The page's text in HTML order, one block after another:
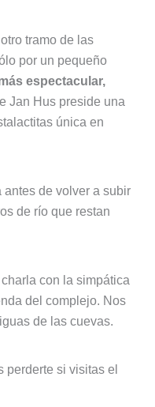
tramo de las
por un pequeño
espectacular,
Jan Hus preside una
única en
antes de volver a subir
de río que restan
con la simpática
del complejo. Nos
de las cuevas.
perderte si visitas el